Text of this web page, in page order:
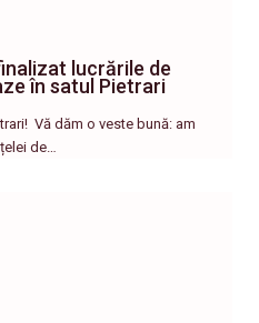
lucrările de
în satul Pietrari
Vă dăm o veste bună: am
de…